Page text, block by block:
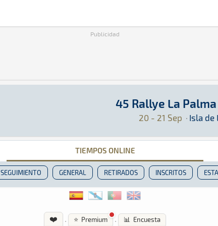
Publicidad
45 Rallye La Palma Isla Bonita
45 Rallye La
20 - 21 Sep · Isla de
Rally · 45 Rallye La Palma Isla Bonita:
Isla de La Palma
TIEMPOS ONLINE
SEGUIMIENTO GENERAL RETIRADOS INSCRITOS
❤️ · ⭐ Premium · 📊 Encuesta